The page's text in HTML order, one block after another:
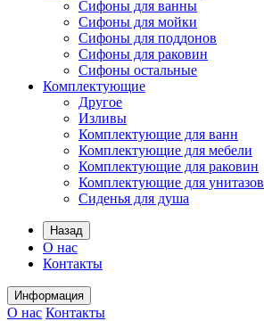
Сифоны для ванны
Сифоны для мойки
Сифоны для поддонов
Сифоны для раковин
Сифоны остальные
Комплектующие
Другое
Изливы
Комплектующие для ванн
Комплектующие для мебели
Комплектующие для раковин
Комплектующие для унитазов
Сиденья для душа
Назад
О нас
Контакты
Информация
О нас Контакты